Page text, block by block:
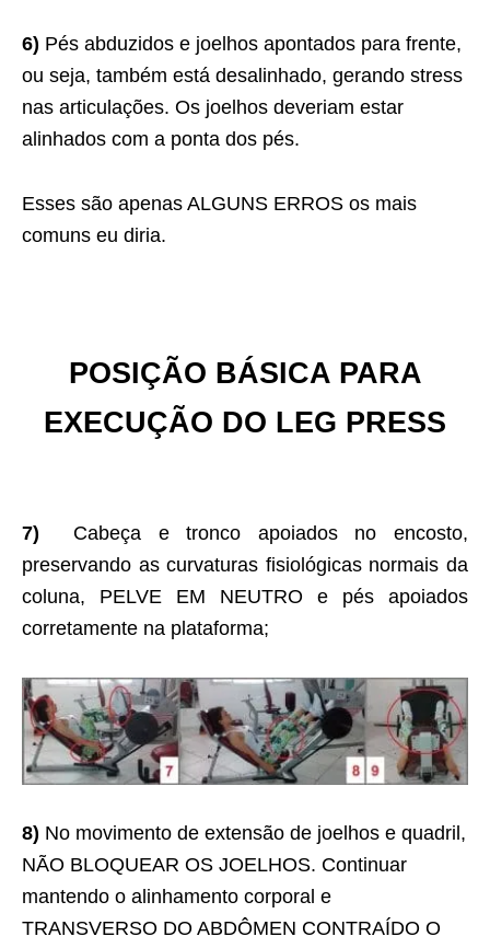
6) Pés abduzidos e joelhos apontados para frente,
ou seja, também está desalinhado, gerando stress
nas articulações. Os joelhos deveriam estar
alinhados com a ponta dos pés.
Esses são apenas ALGUNS ERROS os mais
comuns eu diria.
POSIÇÃO BÁSICA PARA
EXECUÇÃO DO LEG PRESS
7) Cabeça e tronco apoiados no encosto,
preservando as curvaturas fisiológicas normais da
coluna, PELVE EM NEUTRO e pés apoiados
corretamente na plataforma;
8) No movimento de extensão de joelhos e quadril,
NÃO BLOQUEAR OS JOELHOS. Continuar
mantendo o alinhamento corporal e
TRANSVERSO DO ABDÔMEN CONTRAÍDO O